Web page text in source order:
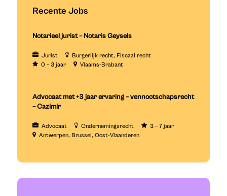
Recente Jobs
Notarieel jurist – Notaris Geysels
Jurist Burgerlijk recht Fiscaal recht
0 – 3 jaar
Vlaams-Brabant
Advocaat met +3 jaar ervaring – vennootschapsrecht
– Cazimir
Advocaat Ondernemingsrecht
3 – 7 jaar
Antwerpen Brussel Oost-Vlaanderen